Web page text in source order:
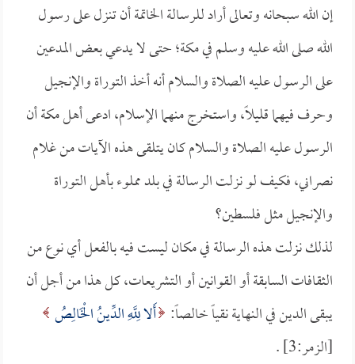
إن الله سبحانه وتعالى أراد للرسالة الخاتمة أن تنزل على رسول
الله صلى الله عليه وسلم في مكة؛ حتى لا يدعي بعض المدعين
على الرسول عليه الصلاة والسلام أنه أخذ التوراة والإنجيل
وحرف فيهما قليلاً، واستخرج منهما الإسلام، ادعى أهل مكة أن
الرسول عليه الصلاة والسلام كان يتلقى هذه الآيات من غلام
نصراني، فكيف لو نزلت الرسالة في بلد مملوء بأهل التوراة
والإنجيل مثل فلسطين؟
لذلك نزلت هذه الرسالة في مكان ليست فيه بالفعل أي نوع من
الثقافات السابقة أو القوانين أو التشريعات، كل هذا من أجل أن
يبقى الدين في النهاية نقياً خالصاً: أَلا لِلَّهِ الدِّينُ الْخَالِصُ
[الزمر:3] .